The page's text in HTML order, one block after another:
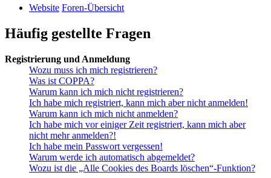
Website Foren-Übersicht
Häufig gestellte Fragen
Registrierung und Anmeldung
Wozu muss ich mich registrieren?
Was ist COPPA?
Warum kann ich mich nicht registrieren?
Ich habe mich registriert, kann mich aber nicht anmelden!
Warum kann ich mich nicht anmelden?
Ich habe mich vor einiger Zeit registriert, kann mich aber
nicht mehr anmelden?!
Ich habe mein Passwort vergessen!
Warum werde ich automatisch abgemeldet?
Wozu ist die „Alle Cookies des Boards löschen“-Funktion?